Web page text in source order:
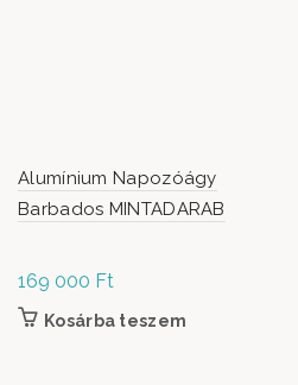
Alumínium Napozóágy
Barbados MINTADARAB
169 000 Ft
Kosárba teszem